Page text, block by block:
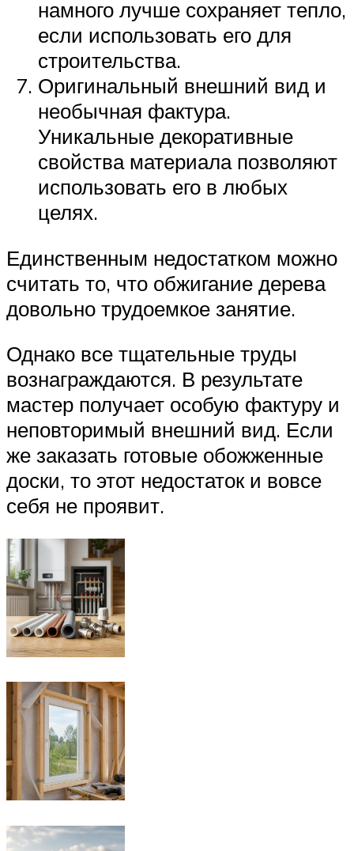
намного лучше сохраняет тепло,
если использовать его для
строительства.
Оригинальный внешний вид и
необычная фактура.
Уникальные декоративные
свойства материала позволяют
использовать его в любых
целях.
Единственным недостатком можно
считать то, что обжигание дерева
довольно трудоемкое занятие.
Однако все тщательные труды
вознаграждаются. В результате
мастер получает особую фактуру и
неповторимый внешний вид. Если
же заказать готовые обожженные
доски, то этот недостаток и вовсе
себя не проявит.